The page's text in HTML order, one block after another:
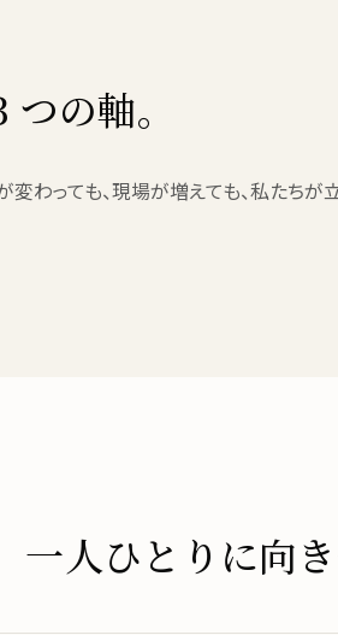
の軸。
変わっても、現場が増えても、私たちが
一人ひとりに向き